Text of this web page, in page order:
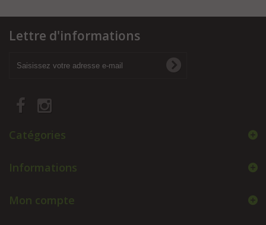
Lettre d'informations
Catégories
Informations
Mon compte